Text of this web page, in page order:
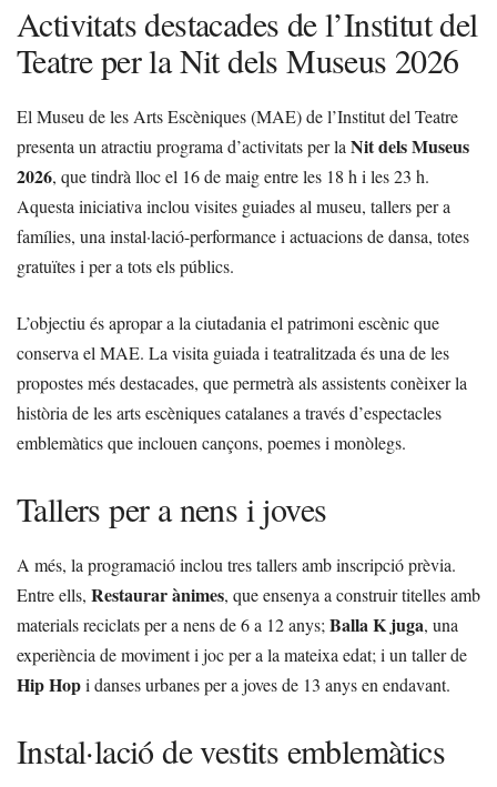
Activitats destacades de l’Institut del
Teatre per la Nit dels Museus 2026
El Museu de les Arts Escèniques (MAE) de l’Institut del Teatre
presenta un atractiu programa d’activitats per la Nit dels Museus
2026, que tindrà lloc el 16 de maig entre les 18 h i les 23 h.
Aquesta iniciativa inclou visites guiades al museu, tallers per a
famílies, una instal·lació-performance i actuacions de dansa, totes
gratuïtes i per a tots els públics.
L’objectiu és apropar a la ciutadania el patrimoni escènic que
conserva el MAE. La visita guiada i teatralitzada és una de les
propostes més destacades, que permetrà als assistents conèixer la
història de les arts escèniques catalanes a través d’espectacles
emblemàtics que inclouen cançons, poemes i monòlegs.
Tallers per a nens i joves
A més, la programació inclou tres tallers amb inscripció prèvia.
Entre ells, Restaurar ànimes, que ensenya a construir titelles amb
materials reciclats per a nens de 6 a 12 anys; Balla K juga, una
experiència de moviment i joc per a la mateixa edat; i un taller de
Hip Hopi danses urbanes per a joves de 13 anys en endavant.
Instal·lació de vestits emblemàtics